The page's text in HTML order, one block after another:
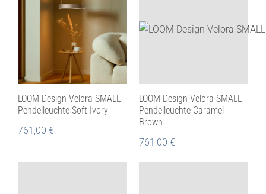
LOOM Design Velora SMALL
Pendelleuchte Soft Ivory
761,00 €
LOOM Design Velora SMALL
Pendelleuchte Caramel
Brown
761,00 €